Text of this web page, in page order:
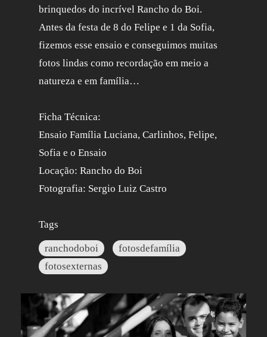
brinquedos do incrível Rancho do Boi.
Antes da festa de 8 do Felipe e 1 da Sofia,
fizemos esse ensaio e conseguimos muitas
fotos lindas como recordação em meio a
natureza e em família…
Ficha Técnica:
Ensaio Família Luciana, Carlinhos, Felipe,
Sofia e o Ensaio
Locação: Rancho do Boi
Fotografia: Sergio Luiz Castro
Tags
ranchodoboi
fotosdefamília
fotosexternas